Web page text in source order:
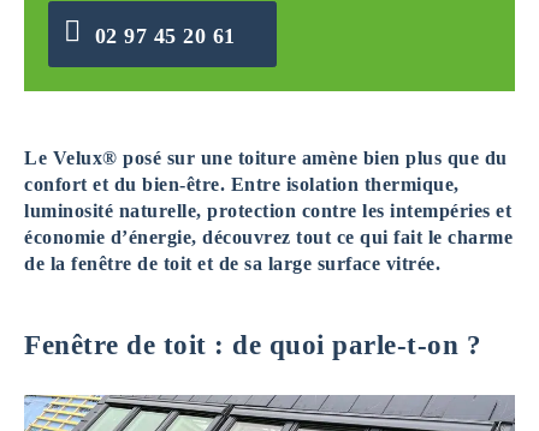
02 97 45 20 61
Le Velux® posé sur une toiture amène bien plus que du
confort et du bien-être. Entre isolation thermique,
luminosité naturelle, protection contre les intempéries et
économie d’énergie, découvrez tout ce qui fait le charme
de la fenêtre de toit et de sa large surface vitrée.
Fenêtre de toit : de quoi parle-t-on ?